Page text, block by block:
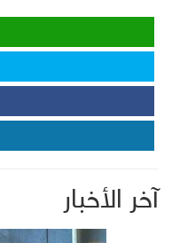
آخر الأخبار